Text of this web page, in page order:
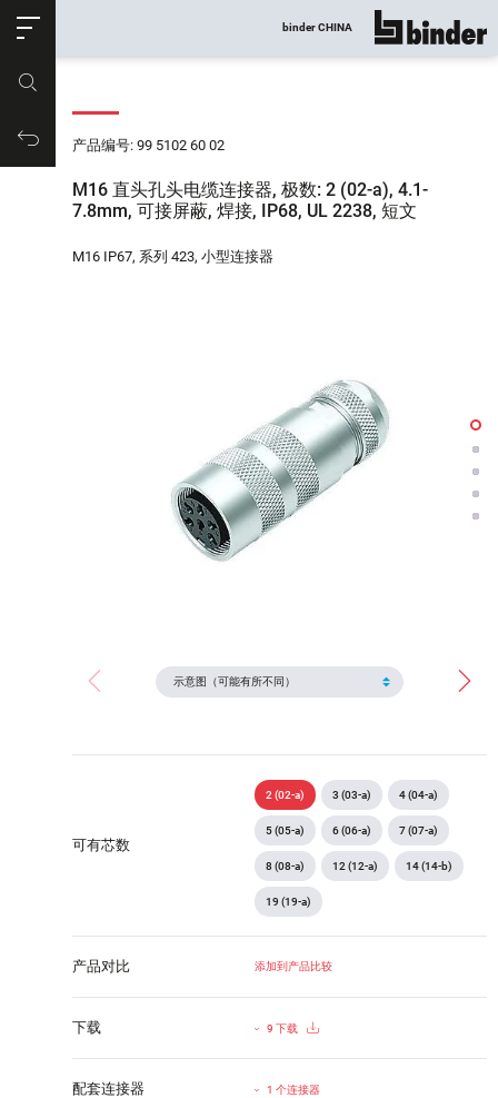
购物车
binder CHINA 显示所有
产品编号: 99 5102 60 02
M16 直头孔头电缆连接器, 极数: 2 (02-a), 4.1-
7.8mm, 可接屏蔽, 焊接, IP68, UL 2238, 短文
M16 IP67, 系列 423, 小型连接器
可有芯数
2 (02-a) 3 (03-a) 4 (04-a)
5 (05-a) 6 (06-a) 7 (07-a)
8 (08-a) 12 (12-a) 14 (14-b)
19 (19-a)
产品对比 添加到产品比较
下载 9 下载
配套连接器 1 个连接器